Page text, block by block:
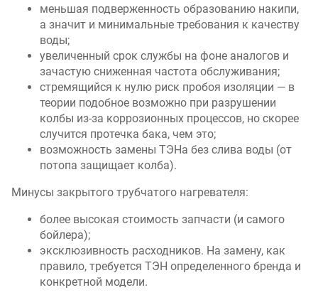
меньшая подверженность образованию накипи,
а значит и минимальные требования к качеству
воды;
увеличенный срок службы на фоне аналогов и
зачастую сниженная частота обслуживания;
стремящийся к нулю риск пробоя изоляции — в
теории подобное возможно при разрушении
колбы из-за коррозионных процессов, но скорее
случится протечка бака, чем это;
возможность замены ТЭНа без слива воды (от
потопа защищает колба).
Минусы закрытого трубчатого нагревателя:
более высокая стоимость запчасти (и самого
бойлера);
эксклюзивность расходников. На замену, как
правило, требуется ТЭН определенного бренда и
конкретной модели.